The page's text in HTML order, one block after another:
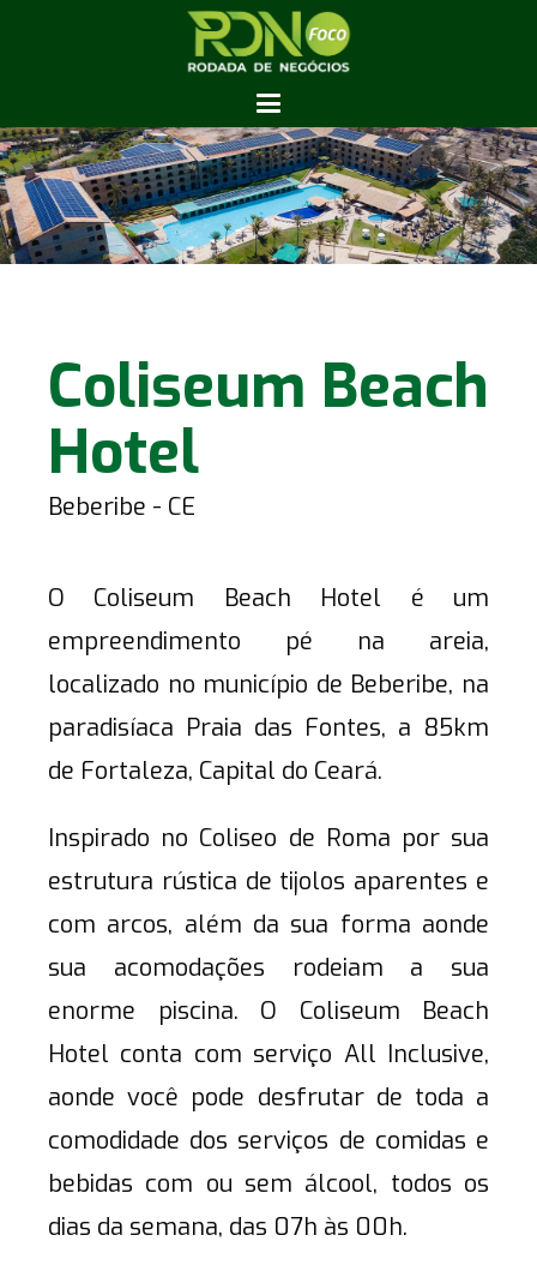
Coliseum Beach
Hotel
Beberibe - CE
O Coliseum Beach Hotel é um
empreendimento pé na areia,
localizado no município de Beberibe, na
paradisíaca Praia das Fontes, a 85km
de Fortaleza, Capital do Ceará.
Inspirado no Coliseo de Roma por sua
estrutura rústica de tijolos aparentes e
com arcos, além da sua forma aonde
sua acomodações rodeiam a sua
enorme piscina. O Coliseum Beach
Hotel conta com serviço All Inclusive,
aonde você pode desfrutar de toda a
comodidade dos serviços de comidas e
bebidas com ou sem álcool, todos os
dias da semana, das 07h às 00h.